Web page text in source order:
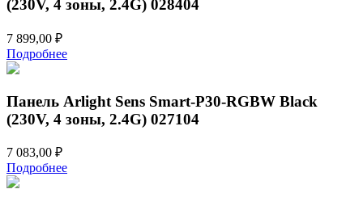
(230V, 4 зоны, 2.4G) 028404
7 899,00 ₽
Подробнее
Панель Arlight Sens Smart-P30-RGBW Black
(230V, 4 зоны, 2.4G) 027104
7 083,00 ₽
Подробнее